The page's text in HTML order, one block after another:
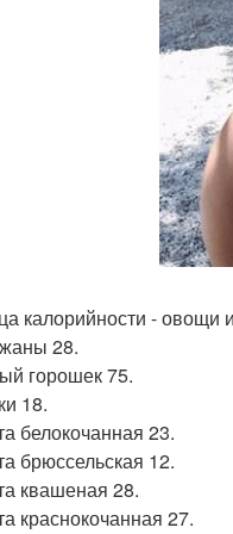
калорийности - овощи
28.
горошек 75.
18.
белокочанная 23.
брюссельская 12.
квашеная 28.
краснокочанная 27.